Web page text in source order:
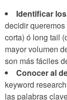
Identificar
decidir
corta) ó long tail
mayor volumen
son más fáciles
Conocer al
keyword
las palabras